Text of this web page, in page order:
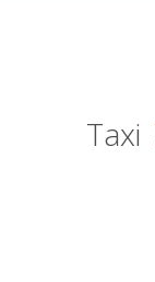
Taxi